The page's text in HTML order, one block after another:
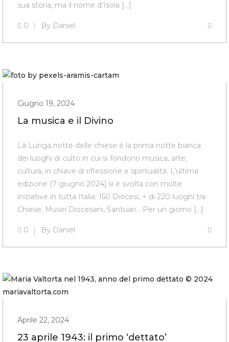
sua storia, ma il nome d’Isola […]
0 By Daniel
Giugno 19, 2024
La musica e il Divino
La Lunga notte delle chiese è la prima notte bianca
dei luoghi di culto in cui si fondono musica, arte,
cultura, in chiave di riflessione e spiritualità. L’ultima
edizione (7 giugno 2024) si è svolta con molte
iniziative in tutta Italia: 150 Diocesi, + di 220 luoghi tra
Chiese, Musei Diocesani, Santuari… Per un giorno […]
0 By Daniel
Aprile 22, 2024
23 aprile 1943: il primo ‘dettato’